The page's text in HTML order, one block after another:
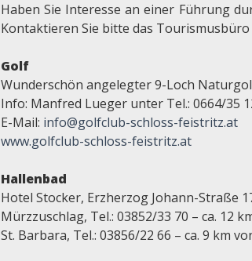
Haben Sie Interesse an einer Führung
Kontaktieren Sie bitte das Tourismusbüro
Golf
Wunderschön angelegter 9-Loch
Info: Manfred Lueger unter Tel.: 0664/35
E-Mail: info@golfclub-schloss-feistritz.at
www.golfclub-schloss-feistritz.at
Hallenbad
Hotel Stocker, Erzherzog Johann-Straße
Mürzzuschlag, Tel.: 03852/33 70 – ca. 12
St. Barbara, Tel.: 03856/22 66 – ca. 9 km